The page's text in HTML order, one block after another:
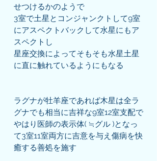
せつけるかのようで
3室で土星とコンジャンクトして9室
にアスペクトバックして水星にもア
スペクトし
星座交換によってそもそも水星土星
に直に触れているようにもなる
ラグナが牡羊座であれば木星は全ラ
グナでも相当に吉祥な9室12室支配で
やはり医師の表示体( ≒グル )となっ
て3室11室両方に吉意を与え傷病を快
癒する善処を施す